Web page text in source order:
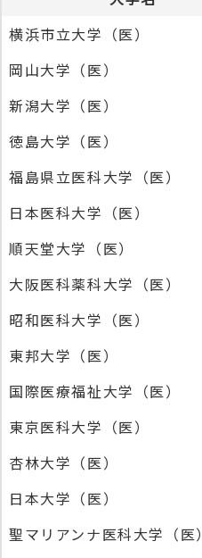
横浜市立大学（医）
岡山大学（医）
新潟大学（医）
徳島大学（医）
福島県立医科大学（医）
日本医科大学（医）
順天堂大学（医）
大阪医科薬科大学（医）
昭和医科大学（医）
東邦大学（医）
国際医療福祉大学（医）
東京医科大学（医）
杏林大学（医）
日本大学（医）
聖マリアンナ医科大学（医）